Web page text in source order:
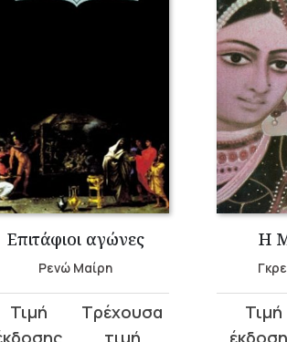
Επιτάφιοι αγώνες
Ρενώ Μαίρη
Η
Original
price
Current
price